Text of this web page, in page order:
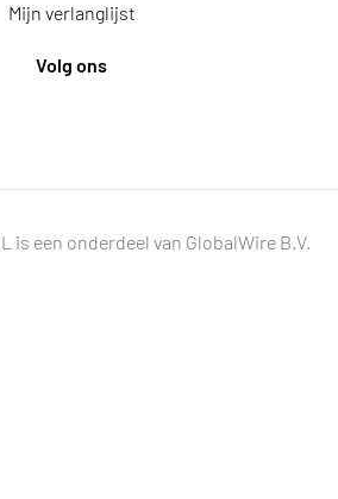
Mijn verlanglijst
Volg ons
is een onderdeel van GlobalWire B.V.